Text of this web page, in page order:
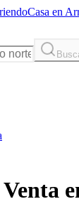
Casa en